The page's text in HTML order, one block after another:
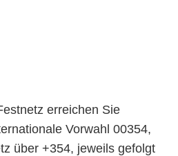
erreichen Sie
Vorwahl 00354,
über +354, jeweils gefolgt